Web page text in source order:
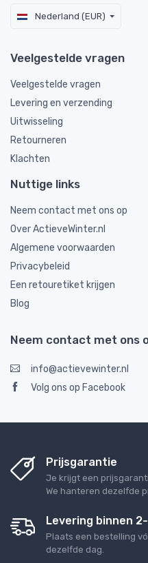
Nederland (EUR)
Veelgestelde vragen
Veelgestelde vragen
Levering en verzending
Uitwisseling
Retourneren
Klachten
Nuttige links
Neem contact met ons op
Over ActieveWinter.nl
Algemene voorwaarden
Privacybeleid
Een retouretiket krijgen
Blog
Neem contact met ons
info@actievewinter.nl
Volg ons op Facebook
Prijsgarantie
Je krijgt een
We hanteren dezelfde
Levering binnen
Plaats een bestelling
dezelfde dag.